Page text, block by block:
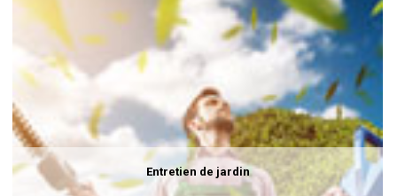
Entretien de jardin